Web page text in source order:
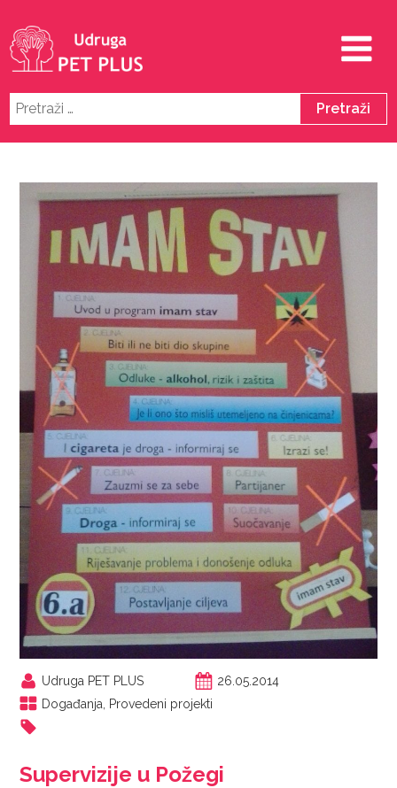
Pretraži:
Udruga PET PLUS
26.05.2014
Događanja Provedeni projekti
Supervizije u Požegi